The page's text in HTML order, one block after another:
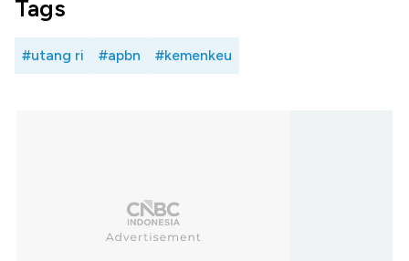
Tags
#utang ri #apbn #kemenkeu